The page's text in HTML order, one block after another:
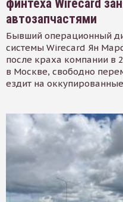
финтеха Wirecard
автозапчастями
Бывший операционный
системы Wirecard Ян
после краха компании в
в Москве, свободно
ездит на